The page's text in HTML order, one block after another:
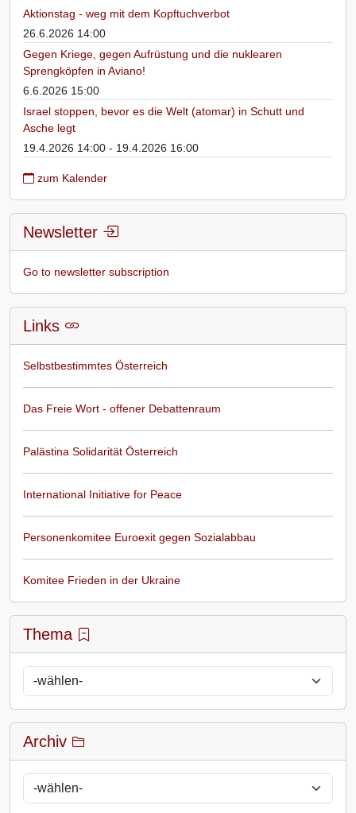
Aktionstag - weg mit dem Kopftuchverbot
26.6.2026 14:00
Gegen Kriege, gegen Aufrüstung und die nuklearen
Sprengköpfen in Aviano!
6.6.2026 15:00
Israel stoppen, bevor es die Welt (atomar) in Schutt und
Asche legt
19.4.2026 14:00 - 19.4.2026 16:00
zum Kalender
Newsletter
Go to newsletter subscription
Links
Selbstbestimmtes Österreich
Das Freie Wort - offener Debattenraum
Palästina Solidarität Österreich
International Initiative for Peace
Personenkomitee Euroexit gegen Sozialabbau
Komitee Frieden in der Ukraine
Thema
Archiv